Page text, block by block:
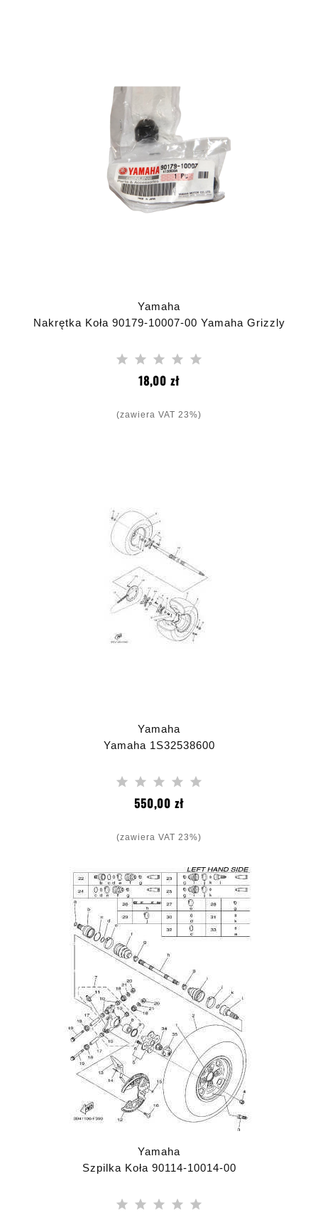
Yamaha
Nakrętka Koła 90179-10007-00 Yamaha Grizzly
18,00 złCena
(zawiera VAT 23%)
Yamaha
Yamaha 1S32538600
550,00 złCena
(zawiera VAT 23%)
Yamaha
Szpilka Koła 90114-10014-00